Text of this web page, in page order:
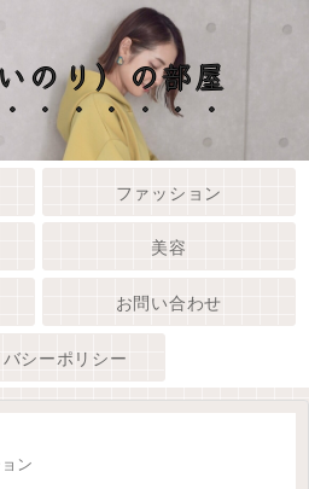
のり）の部屋
ファッション
美容
お問い合わせ
シーポリシー
ン